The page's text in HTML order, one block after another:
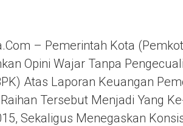
– Pemerintah Kota
Opini Wajar Tanpa
Atas Laporan Keuangan
Tersebut Menjadi Yang
Sekaligus Menegaskan